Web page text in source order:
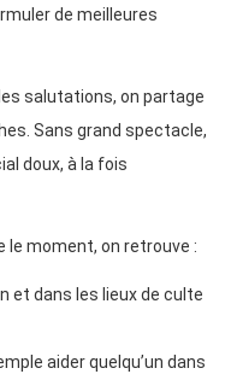
de meilleures
salutations, on partage
Sans grand spectacle,
doux, à la fois
le moment, on retrouve :
et dans les lieux de culte
aider quelqu’un dans